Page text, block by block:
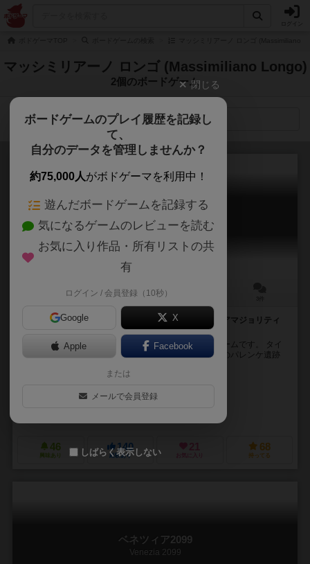
マッシミリアーノ ロンゴ (Massimiliano Longo)
2個のボードゲーム
検索メニュー
パカルのロケット
PACAL'S ROCKET
60～90分
ロケットを使ってピラミッドを建てろ！パズル＆エリアマジョリティ
のトンデモ古代文明ゲーム！
古代マヤ文明のパレンケ遺跡にピラミッドを建てるゲームです。 タイ
トルとなっているパカルのロケットとは古代マヤ文明のパレンケ遺跡
マッシミリアーノ・ロンゴ (Massimiliano Longo)
46
興味あり
140
経験あり
21
お気に入り
68
持ってる
ベネツィア2099
Venezia 2099
閉じる
ボードゲームのプレイ履歴を記録し
て、
自分のデータを管理しませんか？
約75,000人がボドゲーマを利用中！
遊んだボードゲームを記録する
気になるゲームのレビューを読む
お気に入り作品・所有リストの共
有
ログイン / 会員登録（10秒）
Google X
Apple Facebook
または
メールで会員登録
しばらく表示しない